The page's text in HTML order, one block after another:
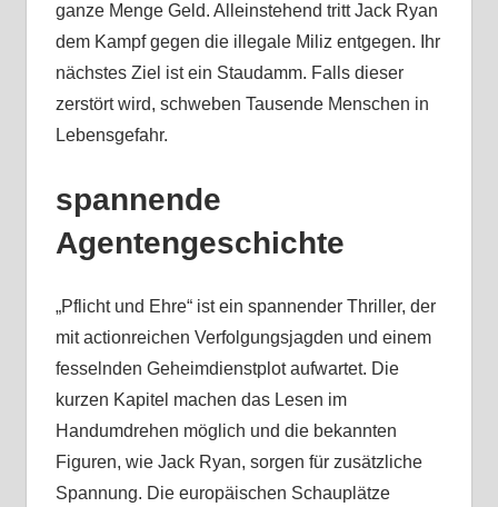
ganze Menge Geld. Alleinstehend tritt Jack Ryan
dem Kampf gegen die illegale Miliz entgegen. Ihr
nächstes Ziel ist ein Staudamm. Falls dieser
zerstört wird, schweben Tausende Menschen in
Lebensgefahr.
spannende
Agentengeschichte
„Pflicht und Ehre“ ist ein spannender Thriller, der
mit actionreichen Verfolgungsjagden und einem
fesselnden Geheimdienstplot aufwartet. Die
kurzen Kapitel machen das Lesen im
Handumdrehen möglich und die bekannten
Figuren, wie Jack Ryan, sorgen für zusätzliche
Spannung. Die europäischen Schauplätze